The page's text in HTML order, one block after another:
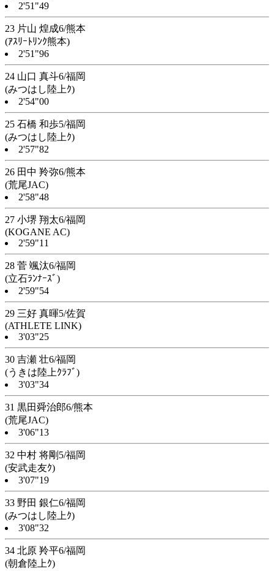
2'51"49
23 片山 煌成6/熊本
(ｱｽﾘｰﾄﾘﾝｸ熊本)
2'51"96
24 山口 真斗6/福岡
(みつはし陸上ｸ)
2'54"00
25 石橋 和歩5/福岡
(みつはし陸上ｸ)
2'57"82
26 田中 羚弥6/熊本
(荒尾JAC)
2'58"48
27 小堺 翔太6/福岡
(KOGANE AC)
2'59"11
28 菅 颯汰6/福岡
(立石ﾗﾝﾅｰｽﾞ)
2'59"54
29 三好 真暉5/佐賀
(ATHLETE LINK)
3'03"25
30 吉瀬 壮6/福岡
(うきは陸上ｸﾗﾌﾞ)
3'03"34
31 黒田舜治郎6/熊本
(荒尾JAC)
3'06"13
32 中村 将剛5/福岡
(安武走友ｸ)
3'07"19
33 野田 銀仁6/福岡
(みつはし陸上ｸ)
3'08"32
34 北原 羚平6/福岡
(朝倉陸上ｸ)